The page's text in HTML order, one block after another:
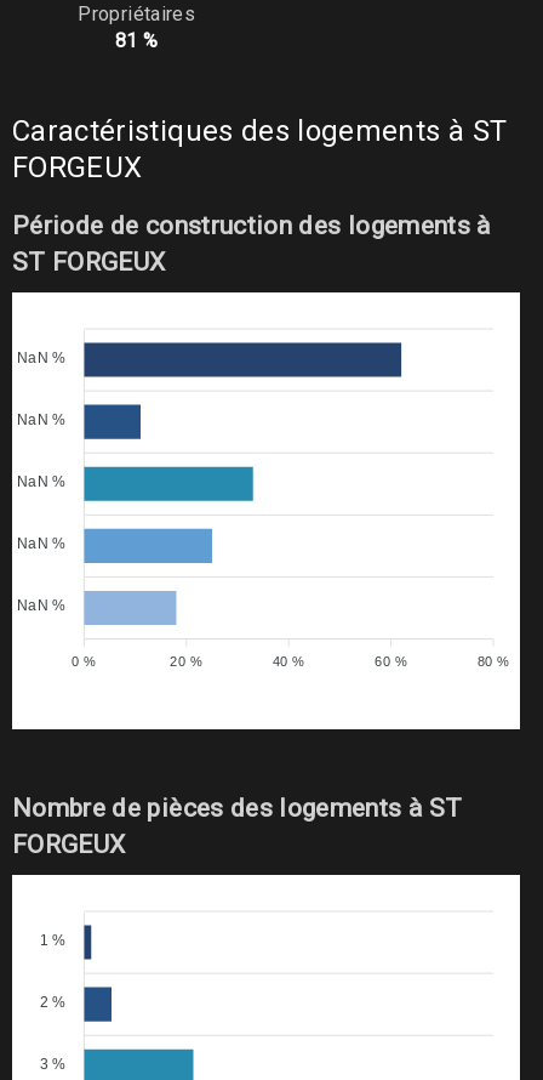
Propriétaires
81 %
Caractéristiques des logements à ST
FORGEUX
Période de construction des logements à
ST FORGEUX
NaN %
NaN %
NaN %
NaN %
NaN %
80 %
60 %
40 %
20 %
0 %
Nombre de pièces des logements à ST
FORGEUX
1 %
2 %
3 %